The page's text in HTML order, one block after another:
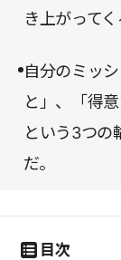
き上がってく
自分のミッ
と」、「得
という3つの
だ。
目次